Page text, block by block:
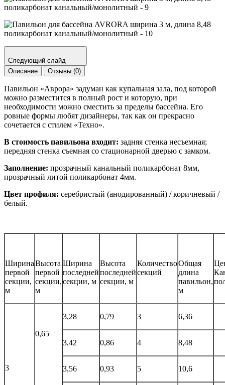
Следующий слайд
Описание
Отзывы (0)
Павильон «Аврора» задуман как купальная зала, под которой
можно разместится в полный рост и которую, при
необходимости можно сместить за пределы бассейна. Его
ровные формы любят дизайнеры, так как он прекрасно
сочетается с стилем «Техно».
В стоимость павильона входит: задняя стенка несъемная;
передняя стенка съемная со стационарной дверью с замком.
Заполнение: прозрачный канальный поликарбонат 8мм,
прозрачный литой поликарбонат 4мм.
Цвет профиля: серебристый (анодированный) / коричневый /
белый.
Ширина
первой
секции,
м
Высота
первой
секции,
м
Ширина
последней
секции, м
Высота
последней
секции, м
Количество
секций
Общая
длина
павильон,
м
3
0,65
3,28 0,79 3 6,36
3,42 0,86 4 8,48
3,56 0,93 5 10,6